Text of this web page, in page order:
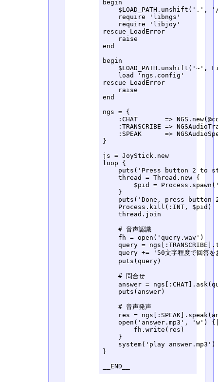
begin
$LOAD_PATH.unshift('.',
    require 'libngs'
    require 'libjoy'
rescue LoadError
    raise
end
begin
$LOAD_PATH.unshift('~',
    load 'ngs.config'
rescue LoadError
    raise
end
ngs = {
:CHAT       =>
:TRANSCRIBE =>
:SPEAK      =>
}
js = JoyStick.new
loop {
puts('Press button 2 to
    thread = Thread.new {
$pid =
    }
puts('Done, press button
    Process.kill(:INT, $pid)
    thread.join
    # 音声認識
    fh = open('query.wav')
query =
query += '50文字程度で回答を
    puts(query)
    # 問合せ
answer =
    puts(answer)
    # 音声発声
res =
open('answer.mp3', 'w')
        fh.write(res)
    }
    system('play answer.mp3')
}
__END__